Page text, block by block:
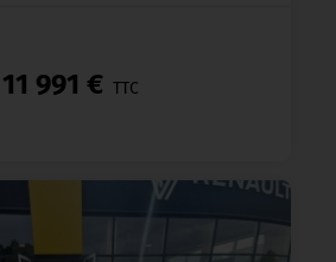
11 991 € TTC